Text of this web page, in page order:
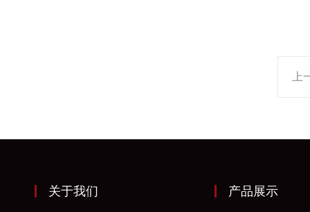
上
关于我们 产品展示